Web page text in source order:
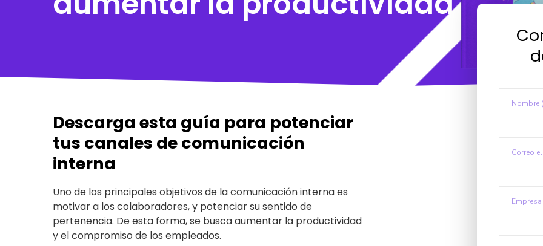
Descarga esta guía para potenciar
tus canales de comunicación
interna
Uno de los principales objetivos de la comunicación interna es
motivar a los colaboradores, y potenciar su sentido de
pertenencia. De esta forma, se busca aumentar la productividad
y el compromiso de los empleados.